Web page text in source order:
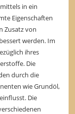
in ein
Eigenschaften
Zusatz von
werden. Im
ihres
Die
durch die
wie Grundöl,
Die